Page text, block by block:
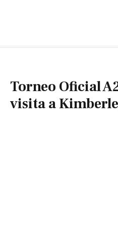
Torneo Oficial
visita a